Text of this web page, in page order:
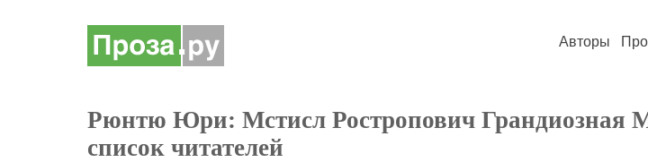
Авторы
Рюнтю Юри: Мстисл Ростропович Грандиозная
список читателей